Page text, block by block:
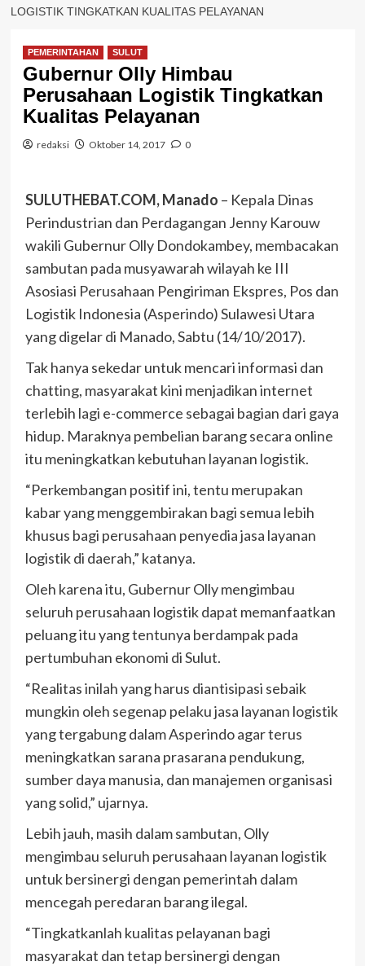
LOGISTIK TINGKATKAN KUALITAS PELAYANAN
PEMERINTAHAN SULUT
Gubernur Olly Himbau
Perusahaan Logistik Tingkatkan
Kualitas Pelayanan
redaksi Oktober 14, 2017 0
SULUTHEBAT.COM, Manado – Kepala Dinas
Perindustrian dan Perdagangan Jenny Karouw
wakili Gubernur Olly Dondokambey, membacakan
sambutan pada musyawarah wilayah ke III
Asosiasi Perusahaan Pengiriman Ekspres, Pos dan
Logistik Indonesia (Asperindo) Sulawesi Utara
yang digelar di Manado, Sabtu (14/10/2017).
Tak hanya sekedar untuk mencari informasi dan
chatting, masyarakat kini menjadikan internet
terlebih lagi e-commerce sebagai bagian dari gaya
hidup. Maraknya pembelian barang secara online
itu meningkatkan kebutuhan layanan logistik.
“Perkembangan positif ini, tentu merupakan
kabar yang menggembirakan bagi semua lebih
khusus bagi perusahaan penyedia jasa layanan
logistik di daerah,” katanya.
Oleh karena itu, Gubernur Olly mengimbau
seluruh perusahaan logistik dapat memanfaatkan
peluang itu yang tentunya berdampak pada
pertumbuhan ekonomi di Sulut.
“Realitas inilah yang harus diantisipasi sebaik
mungkin oleh segenap pelaku jasa layanan logistik
yang tergabung dalam Asperindo agar terus
meningkatkan sarana prasarana pendukung,
sumber daya manusia, dan manajemen organisasi
yang solid,” ujarnya.
Lebih jauh, masih dalam sambutan, Olly
mengimbau seluruh perusahaan layanan logistik
untuk bersinergi dengan pemerintah dalam
mencegah peredaran barang ilegal.
“Tingkatkanlah kualitas pelayanan bagi
masyarakat dan tetap bersinergi dengan